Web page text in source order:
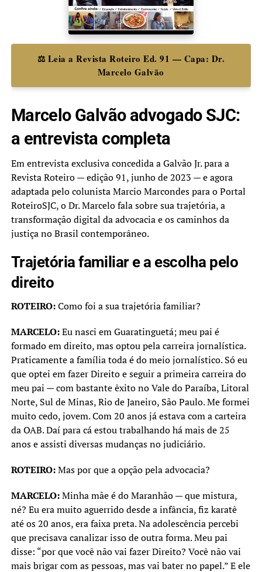
⚖️ Leia a Revista Roteiro Ed. 91 — Capa: Dr.
Marcelo Galvão
Marcelo Galvão advogado SJC:
a entrevista completa
Em entrevista exclusiva concedida a Galvão Jr. para a
Revista Roteiro — edição 91, junho de 2023 — e agora
adaptada pelo colunista Marcio Marcondes para o Portal
RoteiroSJC, o Dr. Marcelo fala sobre sua trajetória, a
transformação digital da advocacia e os caminhos da
justiça no Brasil contemporâneo.
Trajetória familiar e a escolha pelo
direito
ROTEIRO:Como foi a sua trajetória familiar?
MARCELO:Eu nasci em Guaratinguetá; meu pai é
formado em direito, mas optou pela carreira jornalística.
Praticamente a família toda é do meio jornalístico. Só eu
que optei em fazer Direito e seguir a primeira carreira do
meu pai — com bastante êxito no Vale do Paraíba, Litoral
Norte, Sul de Minas, Rio de Janeiro, São Paulo. Me formei
muito cedo, jovem. Com 20 anos já estava com a carteira
da OAB. Daí para cá estou trabalhando há mais de 25
anos e assisti diversas mudanças no judiciário.
ROTEIRO:Mas por que a opção pela advocacia?
MARCELO:Minha mãe é do Maranhão — que mistura,
né? Eu era muito aguerrido desde a infância, fiz karatê
até os 20 anos, era faixa preta. Na adolescência percebi
que precisava canalizar isso de outra forma. Meu pai
disse: “por que você não vai fazer Direito? Você não vai
mais brigar com as pessoas, mas vai bater no papel.” E ele